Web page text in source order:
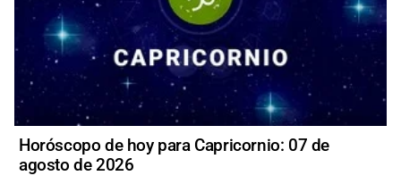
Horóscopo de hoy para Capricornio: 07 de
agosto de 2026